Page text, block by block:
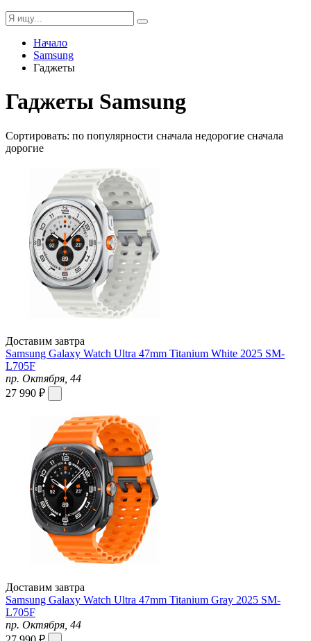
Начало
Samsung
Гаджеты
Гаджеты Samsung
Сортировать: по популярности сначала недорогие сначала
дорогие
Доставим завтра
Samsung Galaxy Watch Ultra 47mm Titanium White 2025 SM-
L705F
пр. Октября, 44
27 990 ₽
Доставим завтра
Samsung Galaxy Watch Ultra 47mm Titanium Gray 2025 SM-
L705F
пр. Октября, 44